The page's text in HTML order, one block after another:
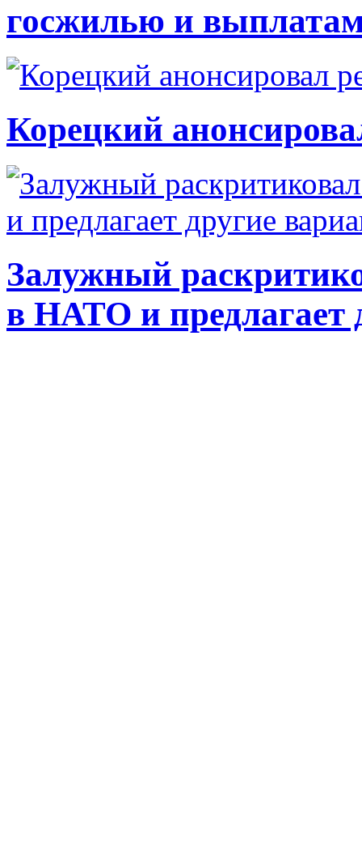
госжилью и
Корецкий
Залужный
в НАТО и предлагает